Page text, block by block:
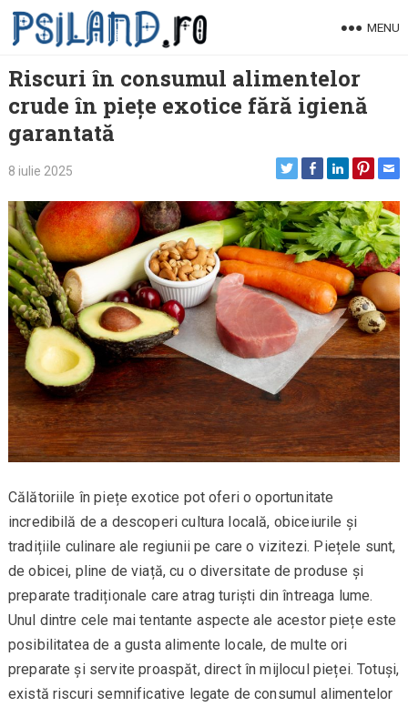
Skip
MENU
Riscuri în consumul alimentelor
crude în piețe exotice fără igienă
garantată
8 iulie 2025
Călătoriile în piețe exotice pot oferi o oportunitate
incredibilă de a descoperi cultura locală, obiceiurile și
tradițiile culinare ale regiunii pe care o vizitezi. Piețele sunt,
de obicei, pline de viață, cu o diversitate de produse și
preparate tradiționale care atrag turiști din întreaga lume.
Unul dintre cele mai tentante aspecte ale acestor piețe este
posibilitatea de a gusta alimente locale, de multe ori
preparate și servite proaspăt, direct în mijlocul pieței. Totuși,
există riscuri semnificative legate de consumul alimentelor